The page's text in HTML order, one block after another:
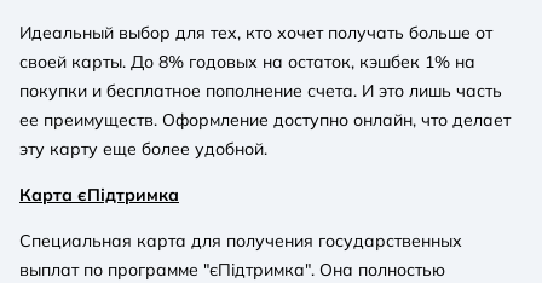
Идеальный выбор для тех, кто хочет получать больше от
своей карты. До 8% годовых на остаток, кэшбек 1% на
покупки и бесплатное пополнение счета. И это лишь часть
ее преимуществ. Оформление доступно онлайн, что делает
эту карту еще более удобной.
Карта єПідтримка
Специальная карта для получения государственных
выплат по программе "єПідтримка". Она полностью